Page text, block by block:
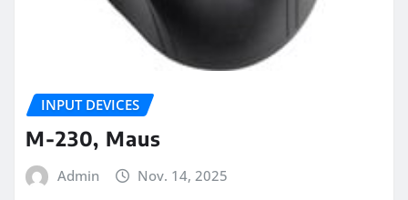
INPUT DEVICES
M-230, Maus
Admin Nov. 14, 2025